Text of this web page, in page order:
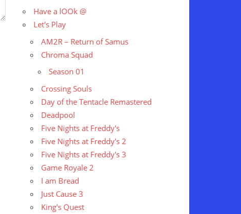
Have a lOOk @
Let's Play
AM2R – Return of Samus
Chroma Squad
Season 01
Crossing Souls
Day of the Tentacle Remastered
Deadpool
Five Nights at Freddy's
Five Nights at Freddy's 2
Five Nights at Freddy's 3
Game Royale 2
I am Bread
Just Cause 3
King's Quest